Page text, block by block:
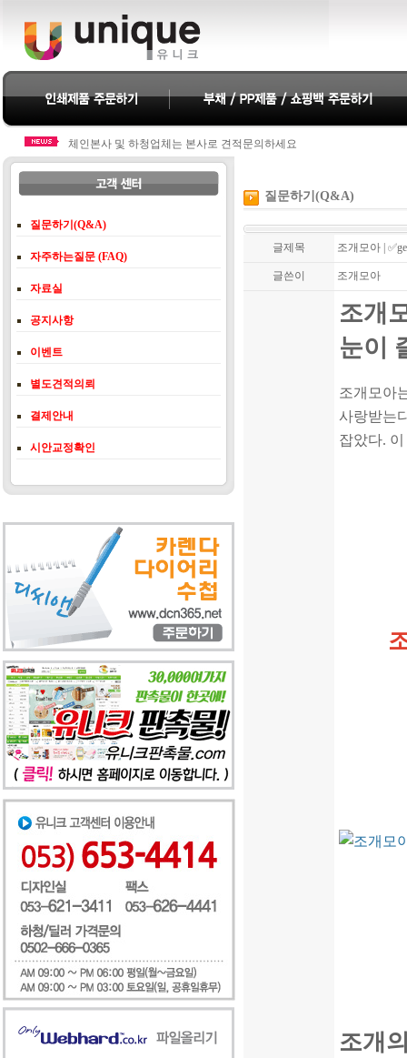
체인본사 및 하청업체는 본사로 견적문의하세요
체인본사 및 하청업체는 본사로 견적문의하세요
질문하기(Q&A)
자주하는질문 (FAQ)
자료실
공지사항
이벤트
별도견적의뢰
결제안내
시안교정확인
질문하기(Q&A)
글제목 조개모아 |
글쓴이 조개모아
조개
눈이
조개모아
사랑받는
잡았다.
조개